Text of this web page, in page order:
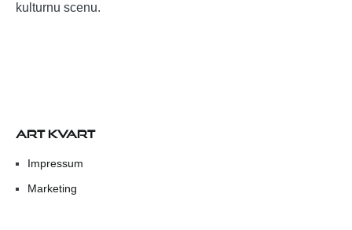
kulturnu scenu.
ART KVART
Impressum
Marketing